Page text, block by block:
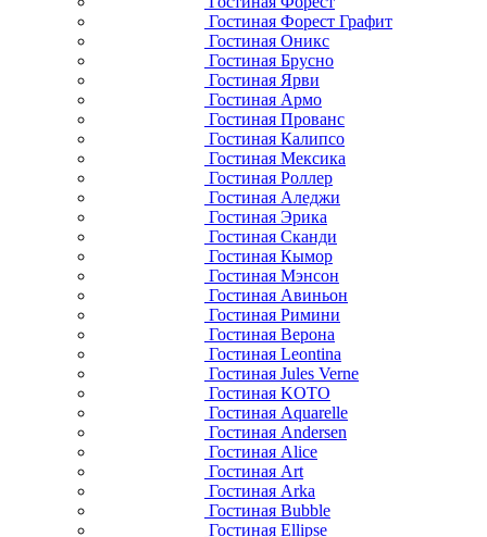
Гостиная Форест Графит
Гостиная Оникс
Гостиная Брусно
Гостиная Ярви
Гостиная Армо
Гостиная Прованс
Гостиная Калипсо
Гостиная Мексика
Гостиная Роллер
Гостиная Аледжи
Гостиная Эрика
Гостиная Сканди
Гостиная Кымор
Гостиная Мэнсон
Гостиная Авиньон
Гостиная Римини
Гостиная Верона
Гостиная Leontina
Гостиная Jules Verne
Гостиная KOTO
Гостиная Aquarelle
Гостиная Andersen
Гостиная Alice
Гостиная Art
Гостиная Arka
Гостиная Bubble
Гостиная Ellipse